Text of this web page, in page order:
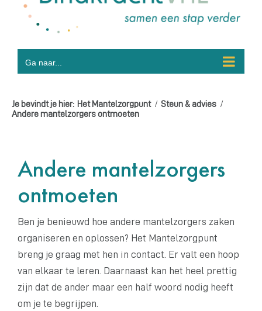
Ga naar...
Je bevindt je hier: Het Mantelzorgpunt
Steun & advies
Andere mantelzorgers ontmoeten
Andere mantelzorgers
ontmoeten
Ben je benieuwd hoe andere mantelzorgers zaken
organiseren en oplossen? Het Mantelzorgpunt
breng je graag met hen in contact. Er valt een hoop
van elkaar te leren. Daarnaast kan het heel prettig
zijn dat de ander maar een half woord nodig heeft
om je te begrijpen.